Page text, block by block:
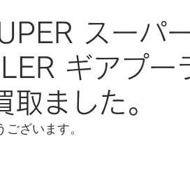
スーパ
ギアプ
ました。
ざいます。